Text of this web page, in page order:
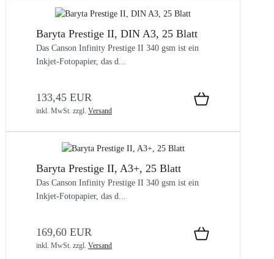
Baryta Prestige II, DIN A3, 25 Blatt
Das Canson Infinity Prestige II 340 gsm ist ein
Inkjet-Fotopapier, das d...
133,45 EUR
inkl. MwSt. zzgl. Versand
Baryta Prestige II, A3+, 25 Blatt
Das Canson Infinity Prestige II 340 gsm ist ein
Inkjet-Fotopapier, das d...
169,60 EUR
inkl. MwSt. zzgl. Versand